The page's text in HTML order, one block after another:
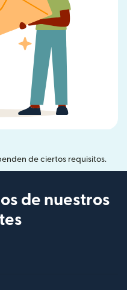
de ciertos requisitos.
de nuestros